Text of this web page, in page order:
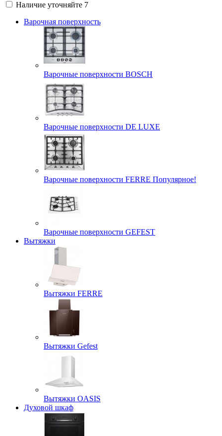
Наличие уточняйте 7
Варочная поверхность
Варочные поверхности BOSCH
Варочные поверхности DE LUXE
Варочные поверхности FERRE Популярное!
Варочные поверхности GEFEST
Вытяжки
Вытяжки FERRE
Вытяжки Gefest
Вытяжки OASIS
Духовой шкаф